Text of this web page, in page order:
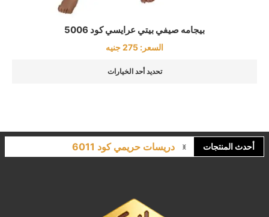
بيجامه صيفي بيتي عرايسي كود 5006
السعر: 275جنيه
تحديد أحد الخيارات
أحدث المنتجات
دريسات حريمي كود 6011